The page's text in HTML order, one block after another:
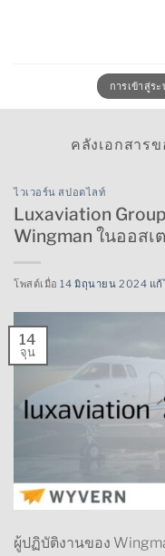
การเข้าสู่ร
คลังเอกสาร
ไวเวอร์น สปอตไลท์
Luxaviation
Wingman ในออสเ
โพสต์เมื่อ14 มิถุนายน 2024 แก้
14
จุน
ผู้ปฏิบัติงานของ